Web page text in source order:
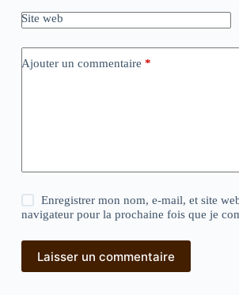
Site web
Ajouter un commentaire *
Enregistrer mon nom, e-mail, et site
navigateur pour la prochaine fois que je
Laisser un commentaire